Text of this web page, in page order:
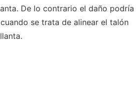
De lo contrario el daño podría
se trata de alinear el talón